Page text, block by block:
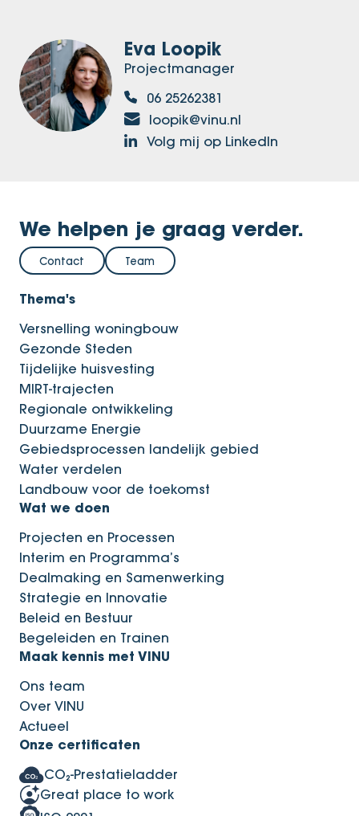
Eva Loopik
Projectmanager
06 25262381
loopik@vinu.nl
Volg mij op LinkedIn
We helpen je graag verder.
Contact Team
Thema's
Versnelling woningbouw
Gezonde Steden
Tijdelijke huisvesting
MIRT-trajecten
Regionale ontwikkeling
Duurzame Energie
Gebiedsprocessen landelijk gebied
Water verdelen
Landbouw voor de toekomst
Wat we doen
Projecten en Processen
Interim en Programma’s
Dealmaking en Samenwerking
Strategie en Innovatie
Beleid en Bestuur
Begeleiden en Trainen
Maak kennis met VINU
Ons team
Over VINU
Actueel
Onze certificaten
CO₂-Prestatieladder
Great place to work